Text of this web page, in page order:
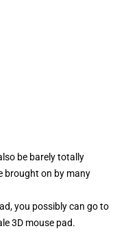
be barely totally
brought on by many
you possibly can go to
3D mouse pad.